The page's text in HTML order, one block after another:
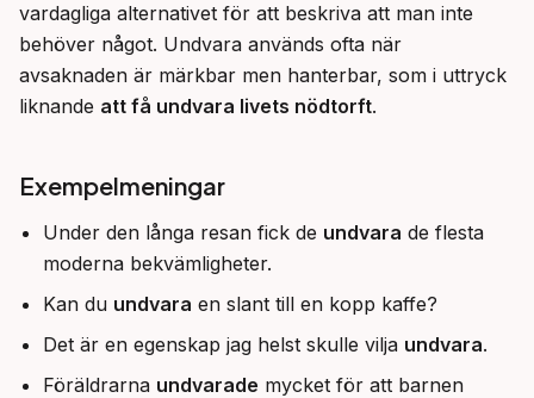
vardagliga alternativet för att beskriva att man inte
behöver något. Undvara används ofta när
avsaknaden är märkbar men hanterbar, som i uttryck
liknande att få undvara livets nödtorft.
Exempelmeningar
Under den långa resan fick de undvara de flesta
moderna bekvämligheter.
Kan du undvara en slant till en kopp kaffe?
Det är en egenskap jag helst skulle vilja undvara.
Föräldrarna undvarade mycket för att barnen